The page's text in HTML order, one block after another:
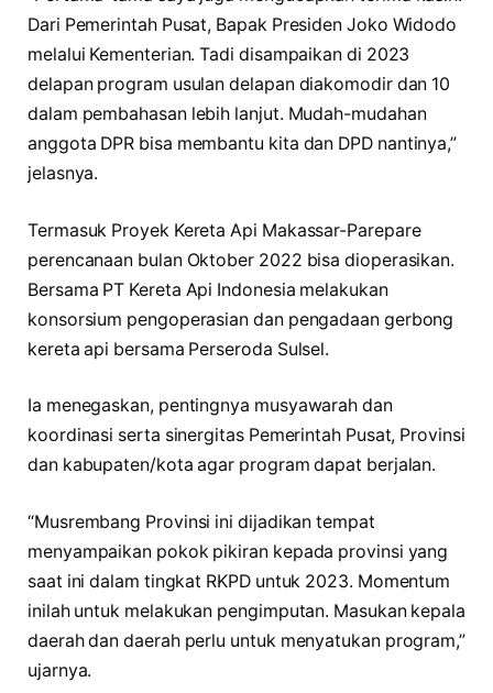
Dari Pemerintah Pusat, Bapak Presiden Joko Widodo
melalui Kementerian. Tadi disampaikan di 2023
delapan program usulan delapan diakomodir dan 10
dalam pembahasan lebih lanjut. Mudah-mudahan
anggota DPR bisa membantu kita dan DPD nantinya,”
jelasnya.
Termasuk Proyek Kereta Api Makassar-Parepare
perencanaan bulan Oktober 2022 bisa dioperasikan.
Bersama PT Kereta Api Indonesia melakukan
konsorsium pengoperasian dan pengadaan gerbong
kereta api bersama Perseroda Sulsel.
Ia menegaskan, pentingnya musyawarah dan
koordinasi serta sinergitas Pemerintah Pusat, Provinsi
dan kabupaten/kota agar program dapat berjalan.
“Musrembang Provinsi ini dijadikan tempat
menyampaikan pokok pikiran kepada provinsi yang
saat ini dalam tingkat RKPD untuk 2023. Momentum
inilah untuk melakukan pengimputan. Masukan kepala
daerah dan daerah perlu untuk menyatukan program,”
ujarnya.